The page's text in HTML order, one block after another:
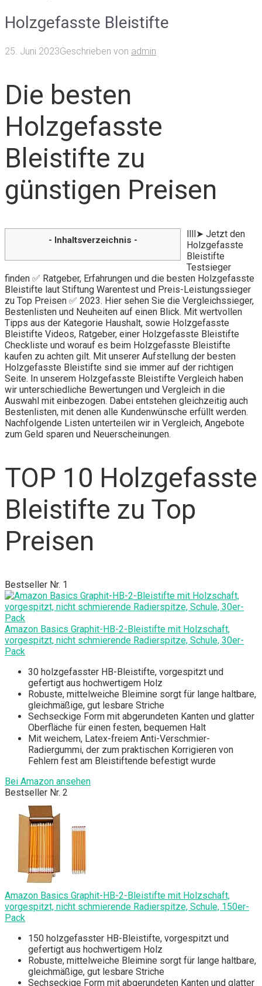
Holzgefasste Bleistifte
25. Juni 2023Geschrieben von admin
Die besten
Holzgefasste
Bleistifte zu
günstigen Preisen
- Inhaltsverzeichnis -
llll➤ Jetzt den
Holzgefasste
Bleistifte
Testsieger
finden ✅ Ratgeber, Erfahrungen und die besten Holzgefasste
Bleistifte laut Stiftung Warentest und Preis-Leistungssieger
zu Top Preisen ✅ 2023. Hier sehen Sie die Vergleichssieger,
Bestenlisten und Neuheiten auf einen Blick. Mit wertvollen
Tipps aus der Kategorie Haushalt, sowie Holzgefasste
Bleistifte Videos, Ratgeber, einer Holzgefasste Bleistifte
Checkliste und worauf es beim Holzgefasste Bleistifte
kaufen zu achten gilt. Mit unserer Aufstellung der besten
Holzgefasste Bleistifte sind sie immer auf der richtigen
Seite. In unserem Holzgefasste Bleistifte Vergleich haben
wir unterschiedliche Bewertungen und Vergleich in die
Auswahl mit einbezogen. Dabei entstehen gleichzeitig auch
Bestenlisten, mit denen alle Kundenwünsche erfüllt werden.
Nachfolgende Listen unterteilen wir in Vergleich, Angebote
zum Geld sparen und Neuerscheinungen.
TOP 10 Holzgefasste
Bleistifte zu Top
Preisen
Bestseller Nr. 1
Amazon Basics Graphit-HB-2-Bleistifte mit Holzschaft,
vorgespitzt, nicht schmierende Radierspitze, Schule, 30er-
Pack
30 holzgefasster HB-Bleistifte, vorgespitzt und
gefertigt aus hochwertigem Holz
Robuste, mittelweiche Bleimine sorgt für lange haltbare,
gleichmäßige, gut lesbare Striche
Sechseckige Form mit abgerundeten Kanten und glatter
Oberfläche für einen festen, bequemen Halt
Mit weichem, Latex-freiem Anti-Verschmier-
Radiergummi, der zum praktischen Korrigieren von
Fehlern fest am Bleistiftende befestigt wurde
Bei Amazon ansehen
Bestseller Nr. 2
Amazon Basics Graphit-HB-2-Bleistifte mit Holzschaft,
vorgespitzt, nicht schmierende Radierspitze, Schule, 150er-
Pack
150 holzgefasster HB-Bleistifte, vorgespitzt und
gefertigt aus hochwertigem Holz
Robuste, mittelweiche Bleimine sorgt für lange haltbare,
gleichmäßige, gut lesbare Striche
Sechseckige Form mit abgerundeten Kanten und glatter